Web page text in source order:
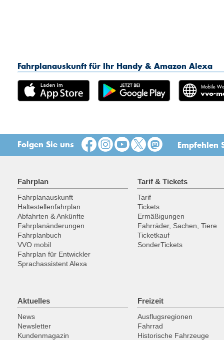
Fahrplanauskunft für Ihr Handy & Amazon Alexa
Folgen Sie uns Empfehlen
Fahrplan
Fahrplanauskunft
Haltestellenfahrplan
Abfahrten & Ankünfte
Fahrplanänderungen
Fahrplanbuch
VVO mobil
Fahrplan für Entwickler
Sprachassistent Alexa
Tarif & Tickets
Tarif
Tickets
Ermäßigungen
Fahrräder, Sachen, Tiere
Ticketkauf
SonderTickets
Aktuelles
News
Newsletter
Kundenmagazin
Freizeit
Ausflugsregionen
Fahrrad
Historische Fahrzeuge